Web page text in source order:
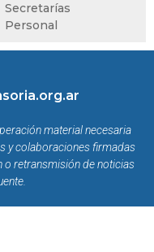
Secretarías
Personal
material necesaria
y colaboraciones firmadas
o retransmisión de noticias